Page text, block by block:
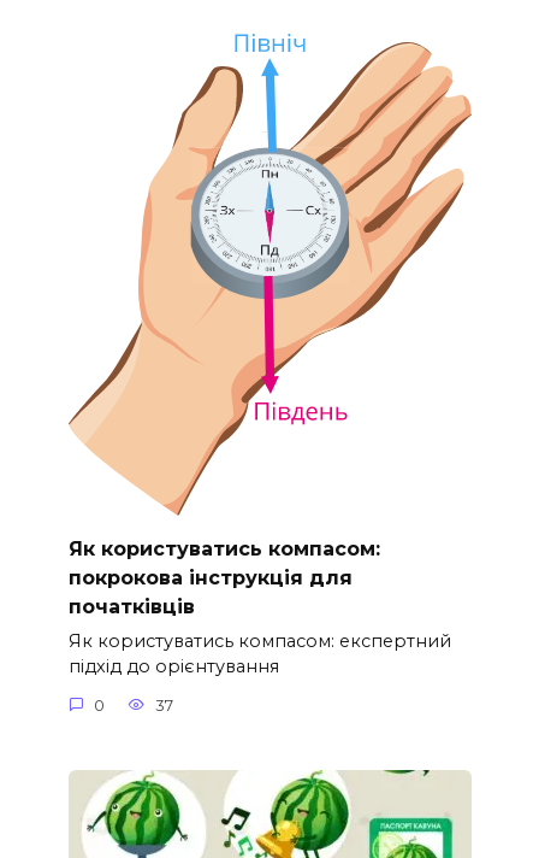
Як користуватись компасом:
покрокова інструкція для
початківців
Як користуватись компасом: експертний
підхід до орієнтування
0 37